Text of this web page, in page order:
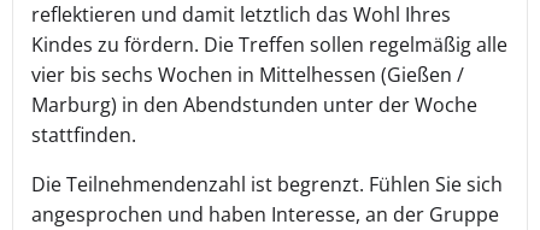
reflektieren und damit letztlich das Wohl Ihres
Kindes zu fördern. Die Treffen sollen regelmäßig alle
vier bis sechs Wochen in Mittelhessen (Gießen /
Marburg) in den Abendstunden unter der Woche
stattfinden.
Die Teilnehmendenzahl ist begrenzt. Fühlen Sie sich
angesprochen und haben Interesse, an der Gruppe